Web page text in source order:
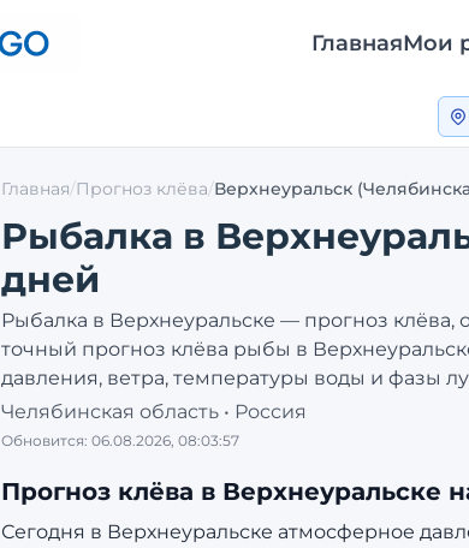
ГлавнаяМои
Главная/Прогноз клёва/Верхнеуральск
Рыбалка в
дней
Рыбалка в Верхнеуральске — прогноз клёва,
точный прогноз клёва рыбы в
давления, ветра, температуры воды и фазы
Челябинская область • Россия
Обновится: 06.08.2026, 08:03:57
Прогноз клёва в Верхнеуральске
Сегодня в Верхнеуральске атмосферное